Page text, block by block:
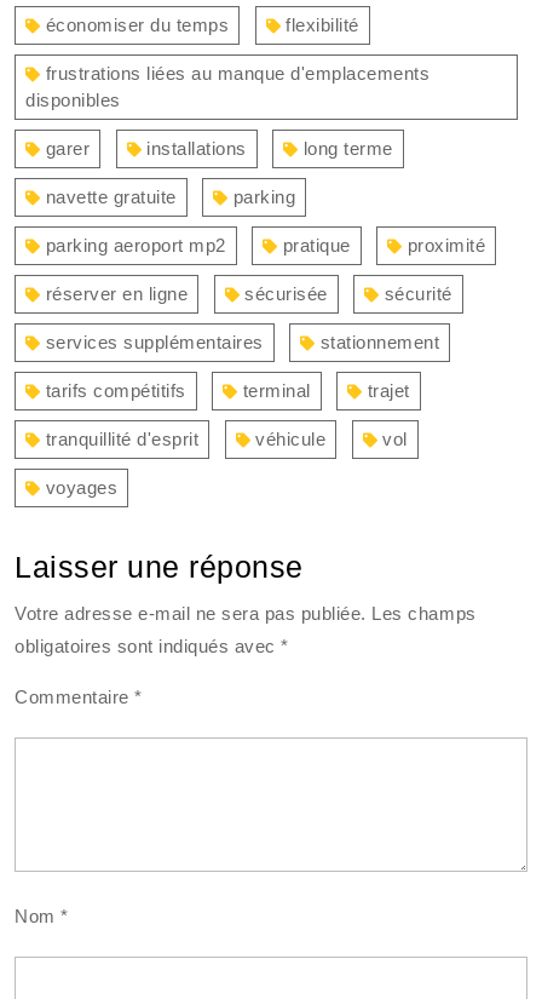
économiser du temps flexibilité
frustrations liées au manque d'emplacements
disponibles
garer installations long terme
navette gratuite parking
parking aeroport mp2 pratique proximité
réserver en ligne sécurisée sécurité
services supplémentaires stationnement
tarifs compétitifs terminal trajet
tranquillité d'esprit véhicule vol
voyages
Laisser une réponse
Votre adresse e-mail ne sera pas publiée. Les champs
obligatoires sont indiqués avec*
Commentaire*
Nom*